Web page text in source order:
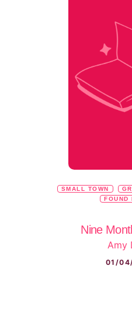
SMALL TOWN
FOUND
Nine
Amy
01/